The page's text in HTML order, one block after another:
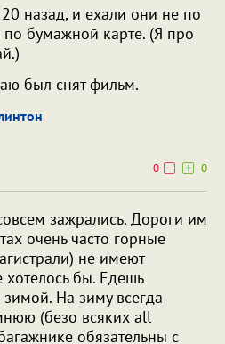
назад, и ехали они не по
по бумажной карте. (Я про
был снят фильм.
0
0
зажрались. Дороги им
очень часто горные
не имеют
бы. Едешь
На зиму всегда
(безо всяких all
обязательны с